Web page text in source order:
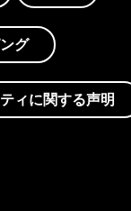
グ
ィに関する声明